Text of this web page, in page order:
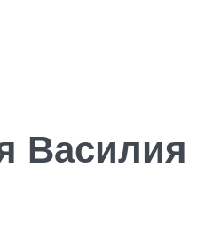
Василия